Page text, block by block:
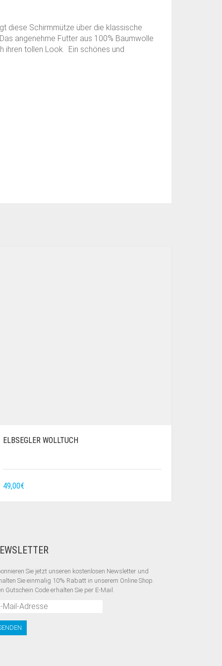
diese Schirmmütze über die klassische
angenehme Futter aus 100% Baumwolle
ihren tollen Look. Ein schönes und
ELBSEGLER WOLLTUCH
49,00€
Sie jetzt unseren kostenlosen Newsletter und
Sie einmalig 10% Rabatt in unserem Online Shop.
Gutschein Code erhalten Sie per E-Mail.